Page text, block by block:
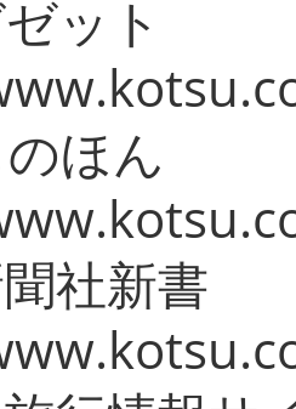
ット
ほん
社新書